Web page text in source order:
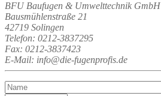
BFU Baufugen & Umwelttechnik GmbH
Bausmühlenstraße 21
42719 Solingen
Telefon: 0212-3837295
Fax: 0212-3837423
E-Mail: info@die-fugenprofis.de